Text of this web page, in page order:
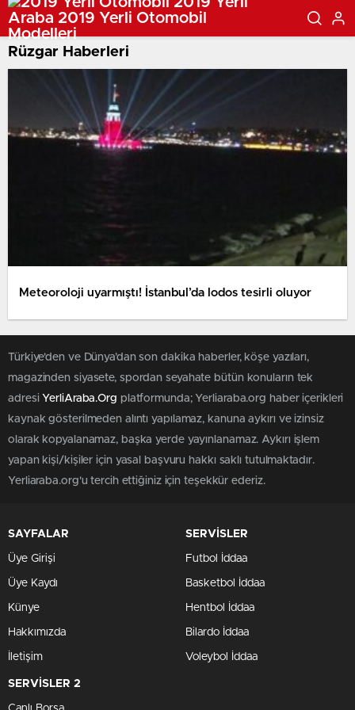
Rüzgar Haberleri
Meteoroloji uyarmıştı! İstanbul’da lodos tesirli oluyor
Türkiye'den ve Dünya’dan son dakika haberler, köşe yazıları,
magazinden siyasete, spordan seyahate bütün konuların tek
adresi YerliAraba.Org platformunda; Yerliaraba.org haber içerikleri
kaynak gösterilmeden alıntı yapılamaz, kanuna aykırı ve izinsiz
olarak kopyalanamaz, başka yerde yayınlanamaz. Aykırı işlem
yapan kişi/kişiler için yasal başvuru hakkı saklı tutulmaktadır.
Yerliaraba.org'u tercih ettiğiniz için teşekkür ederiz.
SAYFALAR
Üye Girişi
Üye Kaydı
Künye
Hakkımızda
İletişim
SERVİSLER
Futbol İddaa
Basketbol İddaa
Hentbol İddaa
Bilardo İddaa
Voleybol İddaa
SERVİSLER 2